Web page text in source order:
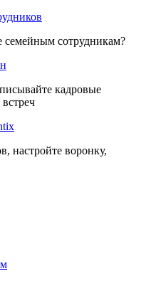
семейным сотрудникам?
кадровые
настройте воронку,